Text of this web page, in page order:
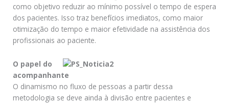
como objetivo reduzir ao mínimo possível o tempo de espera
dos pacientes. Isso traz benefícios imediatos, como maior
otimização do tempo e maior efetividade na assistência dos
profissionais ao paciente.
O papel do
acompanhante
O dinamismo no fluxo de pessoas a partir dessa
metodologia se deve ainda à divisão entre pacientes e